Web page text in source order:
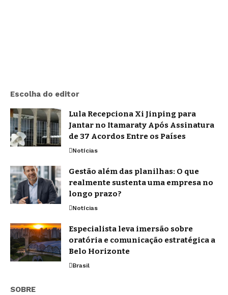
Escolha do editor
Lula Recepciona Xi Jinping para
Jantar no Itamaraty Após Assinatura
de 37 Acordos Entre os Países
Notícias
Gestão além das planilhas: O que
realmente sustenta uma empresa no
longo prazo?
Notícias
Especialista leva imersão sobre
oratória e comunicação estratégica a
Belo Horizonte
Brasil
SOBRE